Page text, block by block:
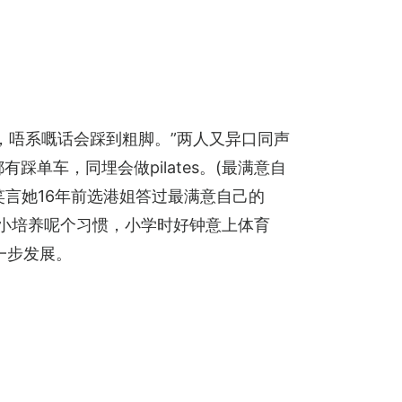
系嘅话会踩到粗脚。”两人又异口同声
踩单车，同埋会做pilates。(最满意自
她16年前选港姐答过最满意自己的
培养呢个习惯，小学时好钟意上体育
发展。